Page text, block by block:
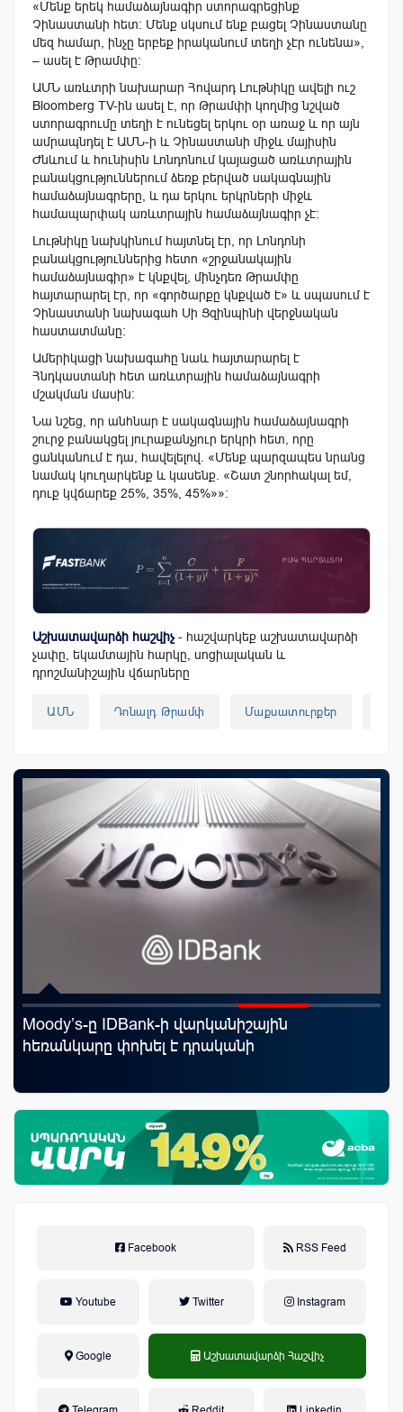
«Մենք երեկ համաձայնագիր ստորագրեցինք
Չինաստանի հետ։ Մենք սկսում ենք բացել Չինաստանը
մեզ համար, ինչը երբեք իրականում տեղի չէր ունենա»,
– ասել է Թրամփը։
ԱՄՆ առևտրի նախարար Հովարդ Լութնիկը ավելի ուշ
Bloomberg TV-ին ասել է, որ Թրամփի կողմից նշված
ստորագրումը տեղի է ունեցել երկու օր առաջ և որ այն
ամրապնդել է ԱՄՆ-ի և Չինաստանի միջև մայիսին
Ժնևում և հունիսին Լոնդոնում կայացած առևտրային
բանակցություններում ձեռք բերված սակագնային
համաձայնագրերը, և դա երկու երկրների միջև
համապարփակ առևտրային համաձայնագիր չէ։
Լութնիկը նախկինում հայտնել էր, որ Լոնդոնի
բանակցություններից հետո «շրջանակային
համաձայնագիր» է կնքվել, մինչդեռ Թրամփը
հայտարարել էր, որ «գործարքը կնքված է» և սպասում է
Չինաստանի նախագահ Սի Ցզինպինի վերջնական
հաստատմանը։
Ամերիկացի նախագահը նաև հայտարարել է
Հնդկաստանի հետ առևտրային համաձայնագրի
մշակման մասին։
Նա նշեց, որ անհնար է սակագնային համաձայնագրի
շուրջ բանակցել յուրաքանչյուր երկրի հետ, որը
ցանկանում է դա, հավելելով. «Մենք պարզապես նրանց
նամակ կուղարկենք և կասենք. «Շատ շնորհակալ եմ,
դուք կվճարեք 25%, 35%, 45%»»։
Աշխատավարձի հաշվիչ - հաշվարկեք աշխատավարձի
չափը, եկամտային հարկը, սոցիալական և
դրոշմանիշային վճարները
ԱՄՆ Դոնալդ Թրամփ Մաքսատուրքեր
Moody’s-ը IDBank-ի վարկանիշային
հեռանկարը փոխել է դրականի
Facebook RSS Feed
Youtube Twitter Instagram
Google Աշխատավարձի Հաշվիչ